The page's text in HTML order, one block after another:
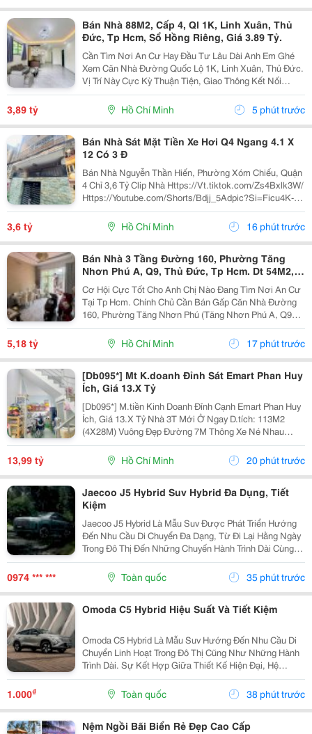
Bán Nhà 88M2, Cấp 4, Ql 1K, Linh Xuân, Thủ
Đức, Tp Hcm, Sổ Hồng Riêng, Giá 3.89 Tỷ.
Cần Tìm Nơi An Cư Hay Đầu Tư Lâu Dài Anh Em Ghé
Xem Căn Nhà Đường Quốc Lộ 1K, Linh Xuân, Thủ Đức.
Vị Trí Này Cực Kỳ Thuận Tiện, Giao Thông Kết Nối
Nhanh Chóng, Cực Kỳ Phù Hợp Cho Khách Mua Để Giữ
Tài Sản Hoặc Cho Thuê Đều Rất Ổn Định. Thông Tin...
3,89 tỷ Hồ Chí Minh 5 phút trước
Bán Nhà Sát Mặt Tiền Xe Hơi Q4 Ngang 4.1 X
12 Có 3 Đ
Bán Nhà Nguyễn Thần Hiến, Phường Xóm Chiếu, Quận
4 Chỉ 3,6 Tỷ Clip Nhà Https://Vt.tiktok.com/Zs4Bxlk3W/
Https://Youtube.com/Shorts/Bdjj_5Adpic?Si=Ficu4K-
Ulrqinf8N Vị Trí Đẹp, Cách Mặt Tiền Nguyễn Thần Hiến
Chỉ , 10 Bước Chân Lên Xe Hơi,...
3,6 tỷ Hồ Chí Minh 16 phút trước
Bán Nhà 3 Tầng Đường 160, Phường Tăng
Nhơn Phú A, Q9, Thủ Đức, Tp Hcm. Dt 54M2,
Sổ Hồng Riêng. Giá 5,18 Tỷ
Cơ Hội Cực Tốt Cho Anh Chị Nào Đang Tìm Nơi An Cư
Tại Tp Hcm. Chính Chủ Cần Bán Gấp Căn Nhà Đường
160, Phường Tăng Nhơn Phú (Tăng Nhơn Phú A, Q9
Cũ). Vị Trí Nhà Nằm Trong Khu Dân Cư Ổn Định, Giao
Thông Thuận Tiện Chỉ Vài Bước Là Ra Lã Xuân Oai,
5,18 tỷ Hồ Chí Minh 17 phút trước
[Db095*] Mt K.doanh Đỉnh Sát Emart Phan Huy
Ích, Giá 13.X Tỷ
[Db095*] M.tiền Kinh Doanh Đỉnh Cạnh Emart Phan Huy
Ích, Giá 13.X Tỷ Nhà 3T Mới Ở Ngay D.tích: 113M2
(4X28M) Vuông Đẹp Đường 7M Thông Xe Né Nhau
6Phòng Ngủ, 6Tolet Phù Hợp Kinh Doanh Kết Bạn Liên
Hệ Xem Nhà Ngay!
13,99 tỷ Hồ Chí Minh 20 phút trước
Jaecoo J5 Hybrid Suv Hybrid Đa Dụng, Tiết
Kiệm
Jaecoo J5 Hybrid Là Mẫu Suv Được Phát Triển Hướng
Đến Nhu Cầu Di Chuyển Đa Dạng, Từ Đi Lại Hằng Ngày
Trong Đô Thị Đến Những Chuyến Hành Trình Dài Cùng
Gia Đình. Nhờ Hệ Truyền Động Hybrid Shs-H, Thiết Kế
Thực Dụng Và Nhiều Công Nghệ Hỗ Trợ, Xe Mang...
0974 *** *** Toàn quốc 35 phút trước
Omoda C5 Hybrid Hiệu Suất Và Tiết Kiệm
Omoda C5 Hybrid Là Mẫu Suv Hướng Đến Nhu Cầu Di
Chuyển Linh Hoạt Trong Đô Thị Cũng Như Những Hành
Trình Dài. Sự Kết Hợp Giữa Thiết Kế Hiện Đại, Hệ
Truyền Động Hybrid Và Các Công Nghệ Hỗ Trợ Thông
Minh Giúp Xe Đáp Ứng Tốt Nhiều Nhu Cầu Sử Dụng
Thực...
1.000₫ Toàn quốc 38 phút trước
Nệm Ngồi Bãi Biển Rẻ Đẹp Cao Cấp